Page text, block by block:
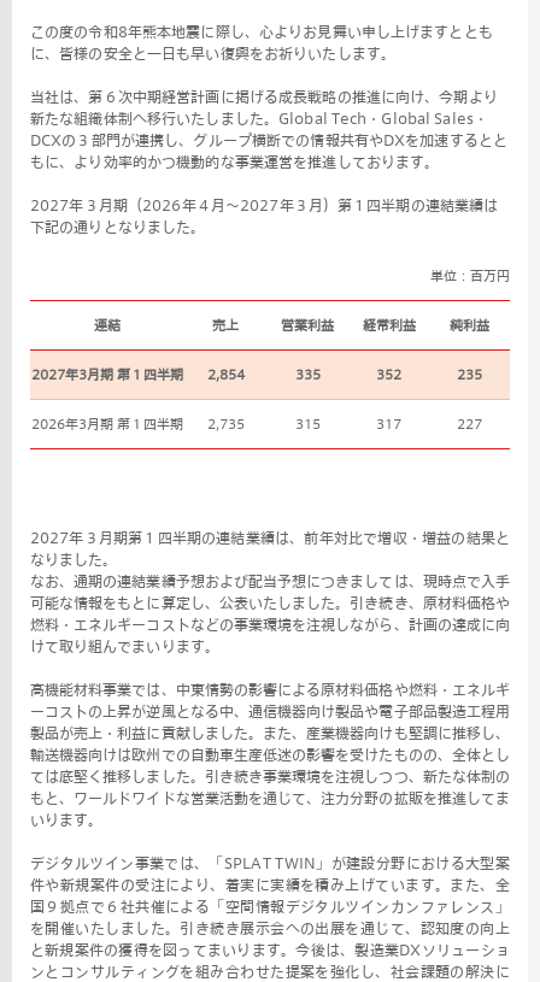
この度の令和8年熊本地震に際し、心よりお見舞い申し上げますととも
に、皆様の安全と一日も早い復興をお祈りいたします。
当社は、第６次中期経営計画に掲げる成長戦略の推進に向け、今期より
新たな組織体制へ移行いたしました。Global Tech・Global Sales・
DCXの３部門が連携し、グループ横断での情報共有やDXを加速するとと
もに、より効率的かつ機動的な事業運営を推進しております。
2027年３月期（2026年４月〜2027年３月）第１四半期の連結業績は
下記の通りとなりました。
単位：百万円
連結 売上 営業利益 経常利益 純利益
2027年3月期 第１四半期 2,854 335 352 235
2026年3月期 第１四半期 2,735 315 317 227
2027年３月期第１四半期の連結業績は、前年対比で増収・増益の結果と
なりました。
なお、通期の連結業績予想および配当予想につきましては、現時点で入手
可能な情報をもとに算定し、公表いたしました。引き続き、原材料価格や
燃料・エネルギーコストなどの事業環境を注視しながら、計画の達成に向
けて取り組んでまいります。
高機能材料事業では、中東情勢の影響による原材料価格や燃料・エネルギ
ーコストの上昇が逆風となる中、通信機器向け製品や電子部品製造工程用
製品が売上・利益に貢献しました。また、産業機器向けも堅調に推移し、
輸送機器向けは欧州での自動車生産低迷の影響を受けたものの、全体とし
ては底堅く推移しました。引き続き事業環境を注視しつつ、新たな体制の
もと、ワールドワイドな営業活動を通じて、注力分野の拡販を推進してま
いります。
デジタルツイン事業では、「SPLAT TWIN」が建設分野における大型案
件や新規案件の受注により、着実に実績を積み上げています。また、全
国９拠点で６社共催による「空間情報デジタルツインカンファレンス」
を開催いたしました。引き続き展示会への出展を通じて、認知度の向上
と新規案件の獲得を図ってまいります。今後は、製造業DXソリューショ
ンとコンサルティングを組み合わせた提案を強化し、社会課題の解決に